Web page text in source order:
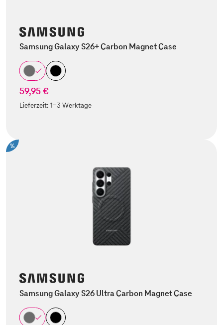
Samsung Galaxy S26+ Carbon Magnet Case
59,95 €
Lieferzeit:1-3 Werktage
%
Samsung Galaxy S26 Ultra Carbon Magnet Case